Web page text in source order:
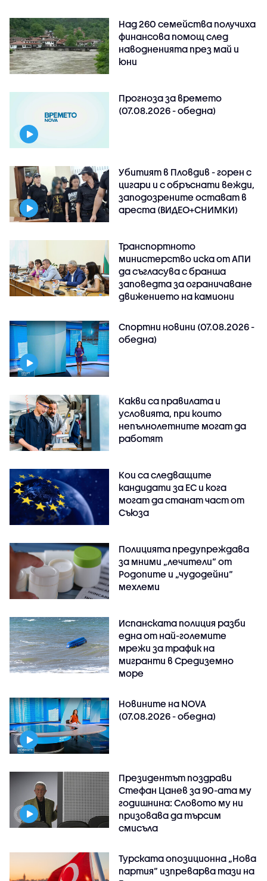
Над 260 семейства получиха
финансова помощ след
наводненията през май и
юни
Прогноза за времето
(07.08.2026 - обедна)
Убитият в Пловдив - горен с
цигари и с обръснати вежди,
заподозрените остават в
ареста (ВИДЕО+СНИМКИ)
Транспортното
министерство иска от АПИ
да съгласува с бранша
заповедта за ограничаване
движението на камиони
Спортни новини (07.08.2026 -
обедна)
Какви са правилата и
условията, при които
непълнолетните могат да
работят
Кои са следващите
кандидати за ЕС и кога
могат да станат част от
Съюза
Полицията предупреждава
за мними „лечители“ от
Родопите и „чудодейни“
мехлеми
Испанската полиция разби
една от най-големите
мрежи за трафик на
мигранти в Средиземно
море
Новините на NOVA
(07.08.2026 - обедна)
Президентът поздрави
Стефан Цанев за 90-ата му
годишнина: Словото му ни
призовава да търсим
смисъла
Турската опозиционна „Нова
партия“ изпреварва тази на